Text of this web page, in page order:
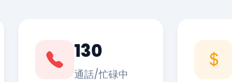
130
通話/忙碌中